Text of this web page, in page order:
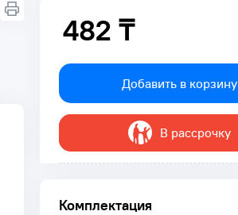
482 ₸
482 ₸
Добавить в корзину
В рассрочку
Комплектация